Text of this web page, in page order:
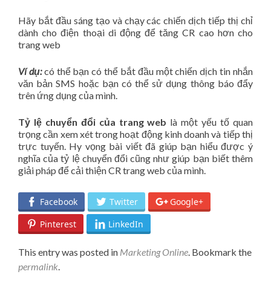
Hãy bắt đầu sáng tạo và chạy các chiến dịch tiếp thị chỉ
dành cho điện thoại di động để tăng CR cao hơn cho
trang web
Ví dụ:có thể bạn có thể bắt đầu một chiến dịch tin nhắn
văn bản SMS hoặc bạn có thể sử dụng thông báo đẩy
trên ứng dụng của mình.
Tỷ lệ chuyển đổi của trang web là một yếu tố quan
trọng cần xem xét trong hoạt động kinh doanh và tiếp thị
trực tuyến. Hy vọng bài viết đã giúp bạn hiểu được ý
nghĩa của tỷ lệ chuyển đổi cũng như giúp bạn biết thêm
giải pháp để cải thiện CR trang web của mình.
Facebook Twitter
Google+
Pinterest
LinkedIn
This entry was posted in Marketing Online. Bookmark the
permalink.